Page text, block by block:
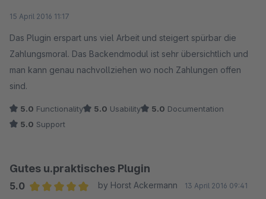
MFG
15 April 2016 11:17
Das Plugin erspart uns viel Arbeit und steigert spürbar die
Zahlungsmoral. Das Backendmodul ist sehr übersichtlich und
man kann genau nachvollziehen wo noch Zahlungen offen
sind.
5.0 Functionality 5.0 Usability 5.0 Documentation
5.0 Support
Gutes u.praktisches Plugin
5.0
by Horst Ackermann 13 April 2016 09:41